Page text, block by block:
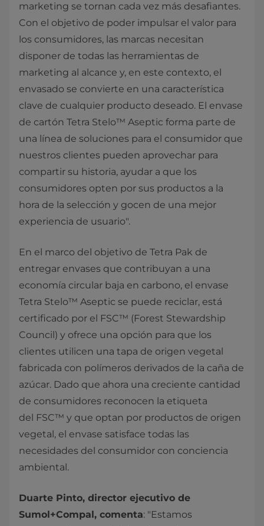
marketing se tornan cada vez más desafiantes.
Con el objetivo de poder impulsar el valor para
los consumidores, las marcas necesitan
disponer de todas las herramientas de
marketing al alcance y, en este contexto, el
envasado se convierte en una característica
clave de cualquier producto deseado. El envase
de cartón Tetra Stelo™ Aseptic forma parte de
una línea de soluciones para el consumidor que
nuestros clientes pueden aprovechar para
compartir su historia, ayudar a que los
consumidores opten por sus productos a la
hora de la selección y gocen de una mejor
experiencia de usuario".
En el marco del objetivo de Tetra Pak de
entregar envases que contribuyan a una
economía circular baja en carbono, el envase
Tetra Stelo™ Aseptic se puede reciclar, está
certificado por el FSC™ (Forest Stewardship
Council) y ofrece una opción para que los
clientes utilicen una tapa de origen vegetal
fabricada con polímeros derivados de la caña de
azúcar. Dado que ahora una creciente cantidad
de consumidores reconocen la etiqueta
del FSC™ y que optan por productos de origen
vegetal, el envase satisface todas las
necesidades del consumidor con conciencia
ambiental.
Duarte Pinto, director ejecutivo de
Sumol+Compal, comenta: "Estamos